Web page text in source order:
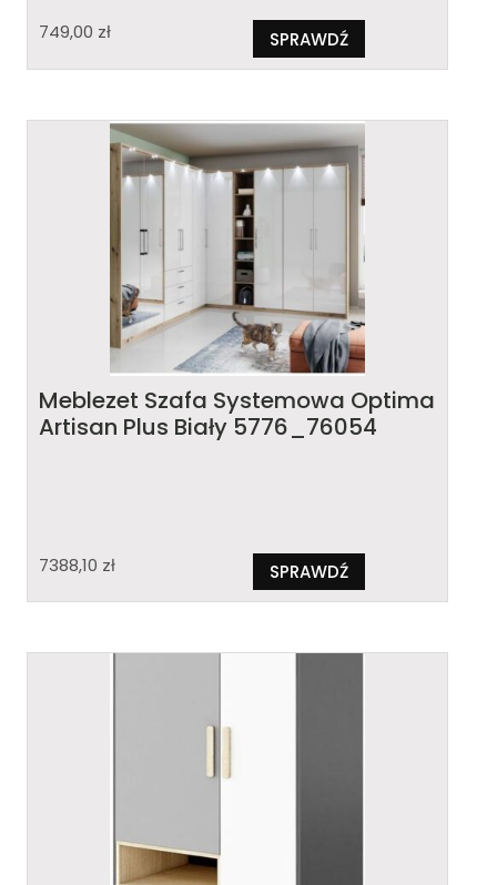
749,00 zł SPRAWDŹ
Meblezet Szafa Systemowa Optima
Artisan Plus Biały 5776_76054
7388,10 zł SPRAWDŹ